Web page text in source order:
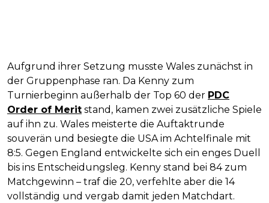
Aufgrund ihrer Setzung musste Wales zunächst in
der Gruppenphase ran. Da Kenny zum
Turnierbeginn außerhalb der Top 60 der PDC
Order of Merit stand, kamen zwei zusätzliche Spiele
auf ihn zu. Wales meisterte die Auftaktrunde
souverän und besiegte die USA im Achtelfinale mit
8:5. Gegen England entwickelte sich ein enges Duell
bis ins Entscheidungsleg. Kenny stand bei 84 zum
Matchgewinn – traf die 20, verfehlte aber die 14
vollständig und vergab damit jeden Matchdart.